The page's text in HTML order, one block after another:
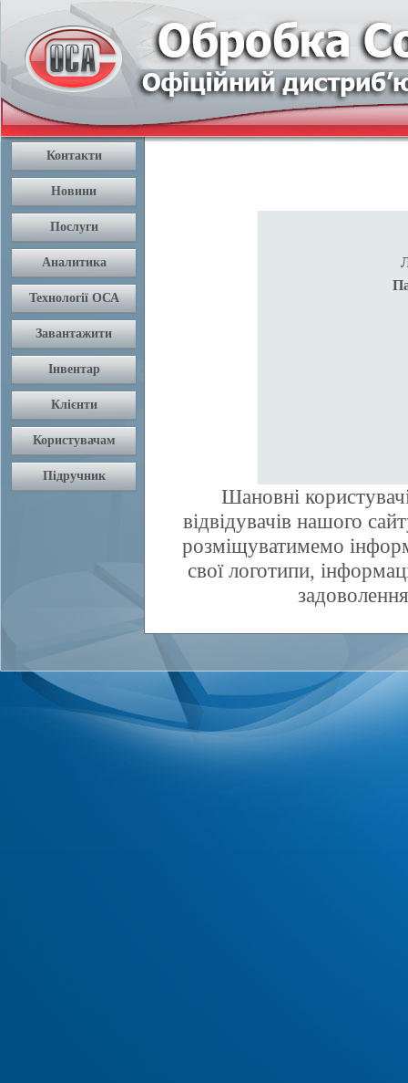
Шановні
відвідувачів нашого
розміщуватимемо
свої логотипи,